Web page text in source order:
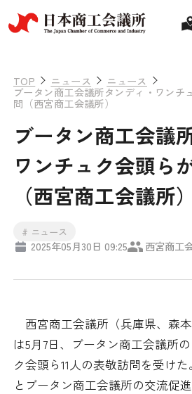
経営相談
融資制度・補助金
検定試験
ビジネス交流
調査・研究
日本商工会議所と
組織概要
TOP ニュース ニュース
ブータン商工会議所タンディ・ワンチ
問（西宮商工会議所）
ブータン商工会議
ワンチュク会頭ら
（西宮商工会議所）
# ニュース
2025年05月30日 09:25 西宮商工
西宮商工会議所（兵庫県、森本
は5月7日、ブータン商工会議所
ク会頭ら11人の表敬訪問を受け
とブータン商工会議所の交流促